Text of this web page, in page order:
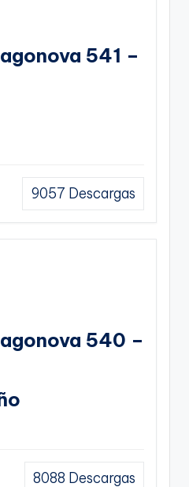
541 –
9057 Descargas
540 –
8088 Descargas